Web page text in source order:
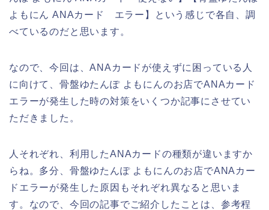
よもにん ANAカード エラー】という感じで各自、調
べているのだと思います。
なので、今回は、ANAカードが使えずに困っている人
に向けて、骨盤ゆたんぽ よもにんのお店でANAカード
エラーが発生した時の対策をいくつか記事にさせてい
ただきました。
人それぞれ、利用したANAカードの種類が違いますか
らね。多分、骨盤ゆたんぽ よもにんのお店でANAカー
ドエラーが発生した原因もそれぞれ異なると思いま
す。なので、今回の記事でご紹介したことは、参考程